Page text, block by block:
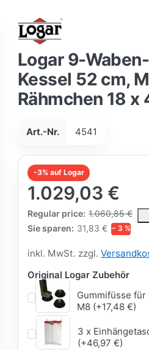
Logar 9-
Kessel 52 cm,
Rähmchen 18 x
Art.-Nr. 4541
-3% auf Logar
1.029,03 €
Regular price: 1.060,85 €
The Regular Price is the
Sie sparen: 31,83 € − 3 %
inkl. MwSt. zzgl.
Original Logar Zubehör
Gummifüsse
M8 (+17,48 €)
3 x
(+46,97 €)